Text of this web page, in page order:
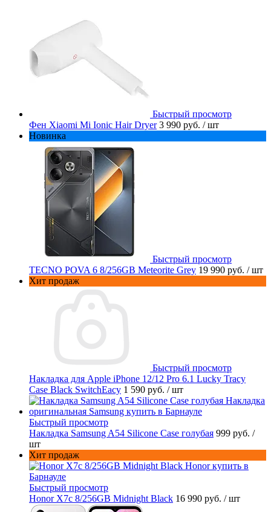
Быстрый просмотр
Фен Xiaomi Mi Ionic Hair Dryer 3 990 руб. / шт
Новинка
Быстрый просмотр
TECNO POVA 6 8/256GB Meteorite Grey 19 990 руб. / шт
Хит продаж
Быстрый просмотр
Накладка для Apple iPhone 12/12 Pro 6.1 Lucky Tracy
Case Black SwitchEacy 1 590 руб. / шт
Быстрый просмотр
Накладка Samsung A54 Silicone Case голубая 999 руб. /
шт
Хит продаж
Быстрый просмотр
Honor X7c 8/256GB Midnight Black 16 990 руб. / шт